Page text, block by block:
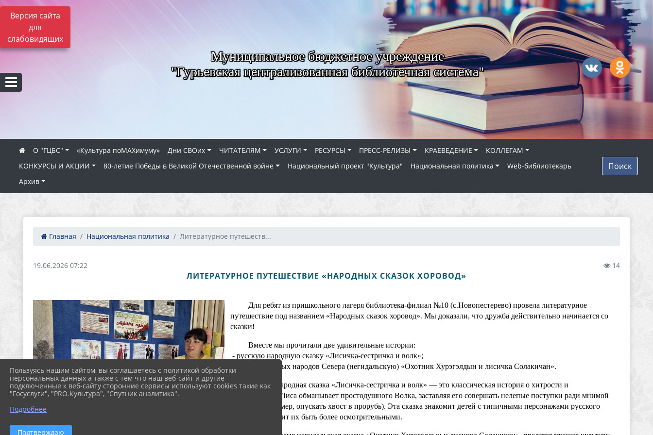
Версия сайта
для
слабовидящих
Муниципальное бюджетное учреждение
"Гурьевская централизованная библиотечная система"
О "ГЦБС" «Культура поMAXимуму» Дни СВОих ЧИТАТЕЛЯМ УСЛУГИ РЕСУРСЫ ПРЕСС-РЕЛИЗЫ КРАЕВЕДЕНИЕ
КОЛЛЕГАМ
КОНКУРСЫ И АКЦИИ
80‑летие Победы в Великой Отечественной войне Национальный проект "Культура" Национальная политика
Web-библиотекарь
Архив
Поиск
Главная Национальная политика Литературное путешеств...
19.06.2026 07:22 14
ЛИТЕРАТУРНОЕ ПУТЕШЕСТВИЕ «НАРОДНЫХ СКАЗОК ХОРОВОД»
Для ребят из пришкольного лагеря библиотека-филиал №10 (с.Новопестерево) провела литературное
путешествие под названием «Народных сказок хоровод». Мы доказали, что дружба действительно начинается со
сказки!
Вместе мы прочитали две удивительные истории:
- русскую народную сказку «Лисичка-сестричка и волк»;
- сказку коренных народов Севера (негидальскую) «Охотник Хурэгэлдын и лисичка Солакичан».
Русская народная сказка «Лисичка-сестричка и волк» — это классическая история о хитрости и
доверчивости. Лиса обманывает простодушного Волка, заставляя его совершать нелепые поступки ради мнимой
добычи (например, опускать хвост в прорубь). Эта сказка знакомит детей с типичными персонажами русского
фольклора и учит их быть более осмотрительными.
Пользуясь нашим сайтом, вы соглашаетесь с политикой обработки
персональных данных а также с тем что наш веб-сайт и другие
подключенные к веб-сайту сторонние сервисы используют cookies такие как
"Госуслуги", "PRO.Культура", "Спутник аналитика".
Подробнее
Подтверждаю